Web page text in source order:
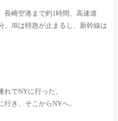
崎空港まで約1時間、 高速道
JRは特急が止まるし、新幹線は
れでNYに行った。
き、そこからNYへ。